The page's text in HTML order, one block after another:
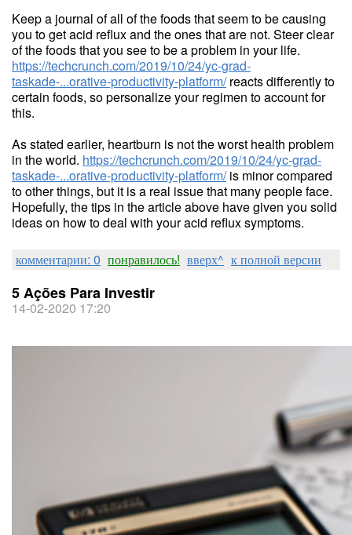
Keep a journal of all of the foods that seem to be causing
you to get acid reflux and the ones that are not. Steer clear
of the foods that you see to be a problem in your life.
https://techcrunch.com/2019/10/24/yc-grad-
taskade-...orative-productivity-platform/reacts differently to
certain foods, so personalize your regimen to account for
this.
As stated earlier, heartburn is not the worst health problem
in the world. https://techcrunch.com/2019/10/24/yc-grad-
taskade-...orative-productivity-platform/is minor compared
to other things, but it is a real issue that many people face.
Hopefully, the tips in the article above have given you solid
ideas on how to deal with your acid reflux symptoms.
комментарии: 0 понравилось! вверх^ к полной версии
5 Ações Para Investir
14-02-2020 17:20